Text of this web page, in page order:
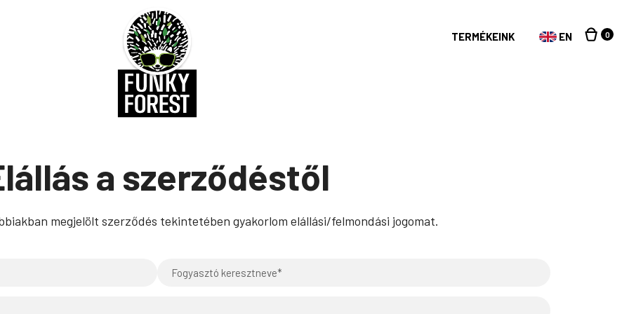
TERMÉKEINK EN 0
a szerződéstől
megjelölt szerződés tekintetében gyakorlom elállási/felmondási jogomat.